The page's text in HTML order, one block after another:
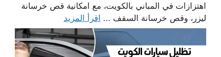
اهتزازات في المباني بالكويت، مع امكانية قص خرسانة
ليزر، وقص خرسانة السقف ... اقرأ المزيد